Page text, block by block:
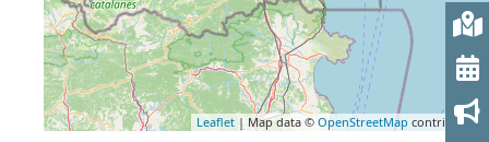
Leaflet | Map data ©OpenStreetMap contributors